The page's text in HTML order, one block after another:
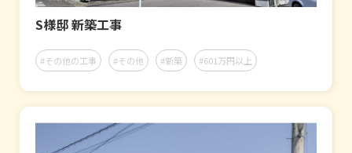
S様邸 新築工事
#その他の工事 #その他 #新築 #601万円以上